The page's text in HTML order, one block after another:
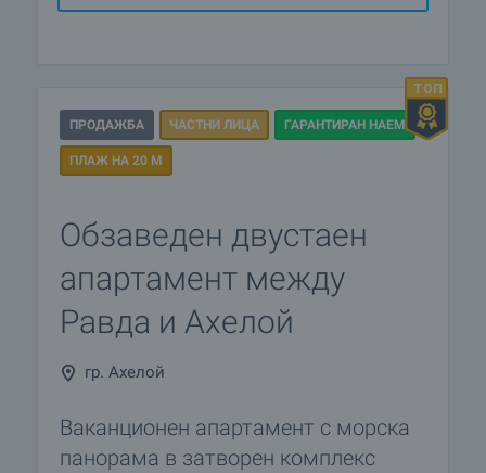
ПРОДАЖБА ЧАСТНИ ЛИЦА ГАРАНТИРАН НАЕМ
ПЛАЖ НА 20 М
Oбзаведен двустаен
апартамент между
Равда и Ахелой
гр. Ахелой
Ваканционен апартамент с морска
панорама в затворен комплекс